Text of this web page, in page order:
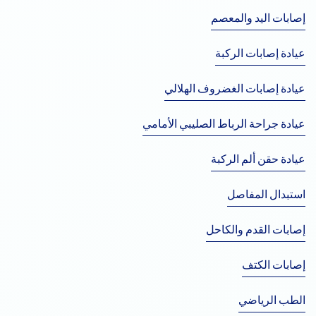
إصابات اليد والمعصم
عيادة إصابات الركبة
عيادة إصابات الغضروف الهلالي
عيادة جراحة الرباط الصليبي الأمامي
عيادة حقن ألم الركبة
استبدال المفاصل
إصابات القدم والكاحل
إصابات الكتف
الطب الرياضي